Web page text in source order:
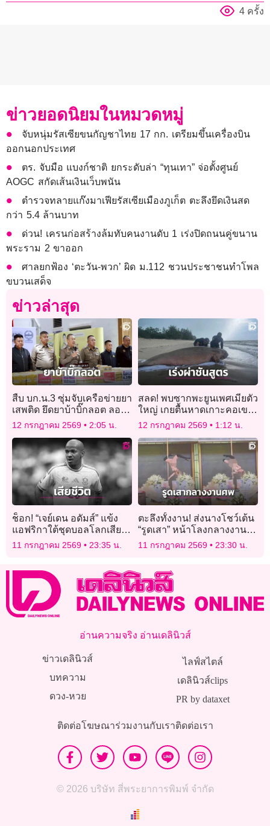
4 ครั้ง
ข่าวยอดนิยมในหมวดหมู่
จับหนุ่มรัสเซียขนกัญชาไทย 17 กก. เตรียมขึ้นเครื่องบิน
ออกนอกประเทศ
ตร. จับมือ แบงก์ชาติ ยกระดับล่า “ทุนเทา” จ่อตั้งศูนย์
AOGC สกัดเส้นเงินเว็บพนัน
ตำรวจทลายแก๊งมาเฟียรัสเซียเมืองภูเก็ต ตะลึงยึดเงินสด
กว่า 5.4 ล้านบาท
ด่วน! เครนก่อสร้างล้มทับคนงานดับ 1 เร่งปิดถนนคู่ขนาน
พระราม 2 ขาออก
ศาลยกฟ้อง ‘ตะวัน-พวก’ ผิด ม.112 ชวนประชาชนทำโพล
ขบวนเสด็จ
ข่าวล่าสุด
สืบ บก.น.3 ซุ่มจับเครือข่ายยา
เสพติด ยึดยาบ้าบิ๊กลอต ลอบ
ขนเข้ากรุง
12 กรกฎาคม 2569 2:05 น.
สลด! พบซากพะยูนเพศเมียตัว
ใหญ่ เกยตื้นหาดเกาะคอเขา
พังงา เร่งผ่าชันสูตรหาสาเหตุ
12 กรกฎาคม 2569 1:12 น.
ช็อก! “เจย์เดน อดัมส์” แข้ง
แอฟริกาใต้ชุดบอลโลกเสีย
ชีวิต
11 กรกฎาคม 2569 23:35 น.
ตะลึงทั้งงาน! ส่งนางโชว์เต้น
“รูดเสา” หน้าโลงกลางงาน
พิธีศพเจ้าของบาร์เก่าย่าน
“โคมแดง”
11 กรกฎาคม 2569 23:30 น.
อ่านความจริง อ่านเดลินิวส์
ข่าวเดลินิวส์
บทความ
ดวง-หวย
ไลฟ์สไตล์
เดลินิวส์clips
PR by dataxet
ติดต่อโฆษณาร่วมงานกับเราติดต่อเรา
© 2026 บริษัท สี่พระยาการพิมพ์ จำกัด